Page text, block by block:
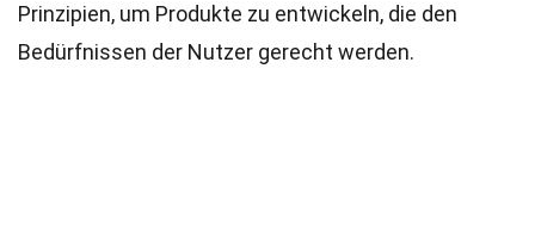
Prinzipien, um Produkte zu entwickeln, die den
Bedürfnissen der Nutzer gerecht werden.